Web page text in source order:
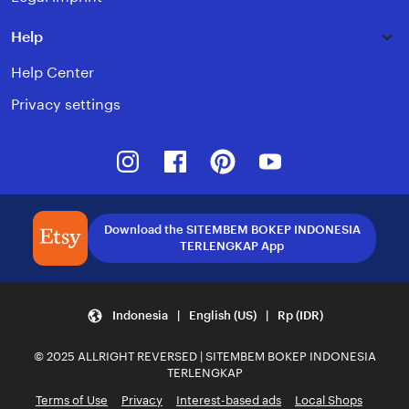
Help
Help Center
Privacy settings
InstagramFacebookPinterest
Download the SITEMBEM BOKEP INDONESIA
TERLENGKAP App
Indonesia | English (US) | Rp (IDR)
© 2025 ALLRIGHT REVERSED | SITEMBEM BOKEP INDONESIA
TERLENGKAP
Terms of Use
Privacy Interest-based ads
Local Shops